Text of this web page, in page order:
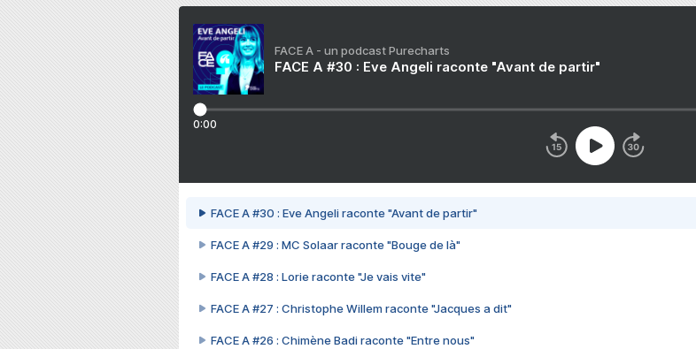
FACE A - un podcast Purecharts
FACE A #30 : Eve Angeli raconte "Avant de partir"
0:00
FACE A #30 : Eve Angeli raconte "Avant de partir"
FACE A #29 : MC Solaar raconte "Bouge de là"
FACE A #28 : Lorie raconte "Je vais vite"
FACE A #27 : Christophe Willem raconte "Jacques a dit"
FACE A #26 : Chimène Badi raconte "Entre nous"